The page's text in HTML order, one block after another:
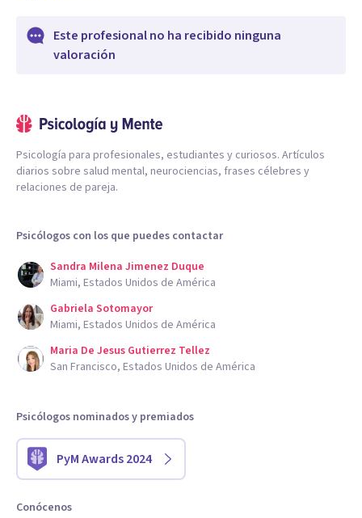
Este profesional no ha recibido ninguna
valoración
Psicología para profesionales, estudiantes y curiosos. Artículos
diarios sobre salud mental, neurociencias, frases célebres y
relaciones de pareja.
Psicólogos con los que puedes contactar
Sandra Milena Jimenez Duque
Miami, Estados Unidos de América
Gabriela Sotomayor
Miami, Estados Unidos de América
Maria De Jesus Gutierrez Tellez
San Francisco, Estados Unidos de América
Psicólogos nominados y premiados
PyM Awards 2024
Conócenos